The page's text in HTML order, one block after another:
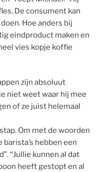
De consument kan
Hoe anders bij
eindproduct maken en
vies kopje koffie
zijn absoluut
niet weet waar hij mee
of ze juist helemaal
Om met de woorden
hebben een
“Jullie kunnen al dat
heeft gestopt en al